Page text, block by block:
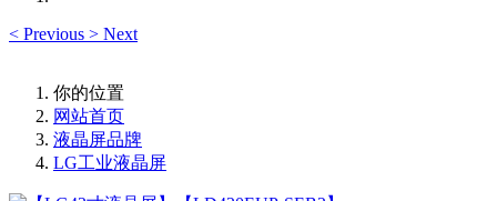
< Previous > Next
你的位置
网站首页
液晶屏品牌
LG工业液晶屏